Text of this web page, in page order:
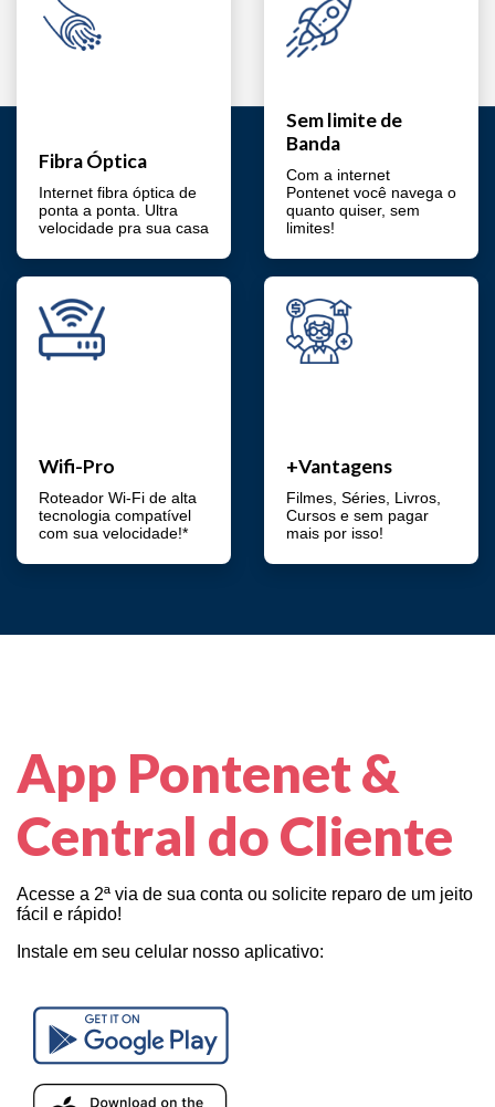
Fibra Óptica
Internet fibra óptica de
ponta a ponta. Ultra
velocidade pra sua casa
Sem limite de
Banda
Com a internet
Pontenet você navega o
quanto quiser, sem
limites!
Wifi-Pro
Roteador Wi-Fi de alta
tecnologia compatível
com sua velocidade!*
+Vantagens
Filmes, Séries, Livros,
Cursos e sem pagar
mais por isso!
App Pontenet &
Central do Cliente
Acesse a 2ª via de sua conta ou solicite reparo de um jeito
fácil e rápido!
Instale em seu celular nosso aplicativo: